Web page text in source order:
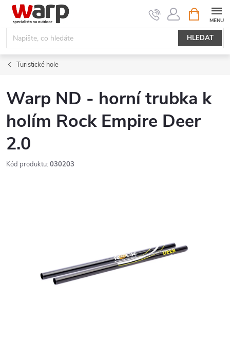
Přejít
obsah
HLEDAT
NÁKUPNÍ
KOŠÍK
Turistické hole
Warp ND - horní trubka k
holím Rock Empire Deer
2.0
Kód produktu: 030203